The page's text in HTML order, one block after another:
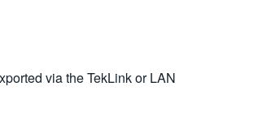
via the TekLink or LAN